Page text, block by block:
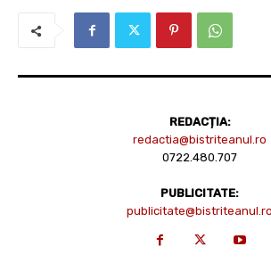
REDACȚIA:
redactia@bistriteanul.ro
0722.480.707
PUBLICITATE:
publicitate@bistriteanul.ro